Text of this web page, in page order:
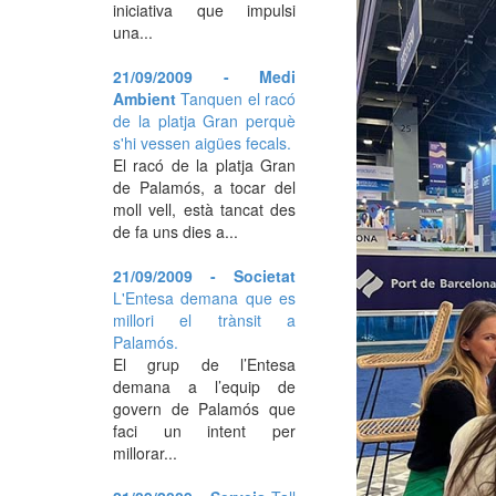
iniciativa que impulsi
una...
21/09/2009 - Medi
AmbientTanquen el racó
de la platja Gran perquè
s'hi vessen aigües fecals.
El racó de la platja Gran
de Palamós, a tocar del
moll vell, està tancat des
de fa uns dies a...
21/09/2009 - Societat
L'Entesa demana que es
millori el trànsit a
Palamós.
El grup de l’Entesa
demana a l’equip de
govern de Palamós que
faci un intent per
millorar...